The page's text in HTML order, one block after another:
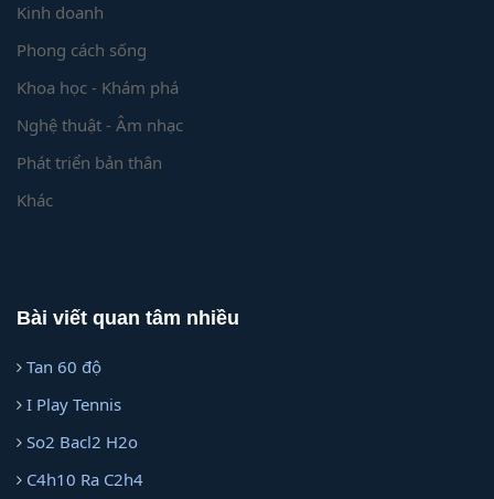
Kinh doanh
Phong cách sống
Khoa học - Khám phá
Nghệ thuật - Âm nhạc
Phát triển bản thân
Khác
Bài viết quan tâm nhiều
Tan 60 độ
I Play Tennis
So2 Bacl2 H2o
C4h10 Ra C2h4